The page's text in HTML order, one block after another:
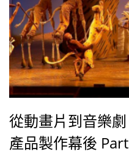
從動畫片到音樂
產品製作幕後